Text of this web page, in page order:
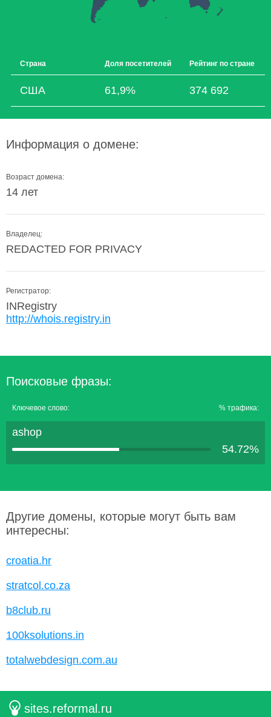
Страна Доля посетителей Рейтинг по стране
США 61,9% 374 692
Информация о домене:
Возраст домена:
14 лет
Владелец:
REDACTED FOR PRIVACY
Регистратор:
INRegistry
http://whois.registry.in
Поисковые фразы:
Ключевое слово: % трафика:
ashop
54.72%
Другие домены, которые могут быть вам
интересны:
croatia.hr
stratcol.co.za
b8club.ru
100ksolutions.in
totalwebdesign.com.au
sites.reformal.ru